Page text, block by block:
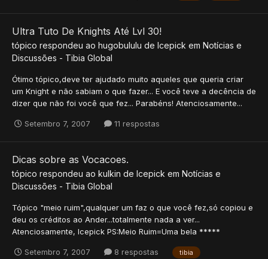
Ultra Tuto De Knights Até Lvl 30!
tópico respondeu ao hugobululu de Icepick em Notícias e
Discussões - Tibia Global
Ótimo tópico,deve ter ajudado muito aqueles que queria criar
um Knight e não sabiam o que fazer... E você teve a decência de
dizer que não foi você que fez... Parabéns! Atenciosamente...
Setembro 7, 2007 11 respostas
Dicas sobre as Vocacoes.
tópico respondeu ao kulkin de Icepick em Notícias e
Discussões - Tibia Global
Tópico "meio ruim",qualquer um faz o que você fez,só copiou e
deu os créditos ao Ander...totalmente nada a ver...
Atenciosamente, Icepick PS:Meio Ruim=Uma bela *****
Setembro 7, 2007 8 respostas tibia